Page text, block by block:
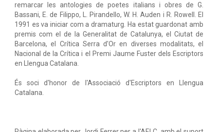
remarcar les antologies de poetes italians i obres de G.
Bassani, E. de Filippo, L. Pirandello, W. H. Auden i R. Rowell. El
1991 es va iniciar com a dramaturg. Ha estat guardonat amb
premis com el de la Generalitat de Catalunya, el Ciutat de
Barcelona, el Crítica Serra d'Or en diverses modalitats, el
Nacional de la Crítica i el Premi Jaume Fuster dels Escriptors
en Llengua Catalana.
És soci d'honor de l'Associació d'Escriptors en Llengua
Catalana.